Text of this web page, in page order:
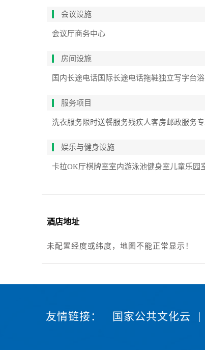
会议设施
会议厅商务中心
房间设施
国内长途电话国际长途电话拖鞋独立写字台
服务项目
洗衣服务 限时送餐服务残疾人客房邮政服务
娱乐与健身设施
卡拉OK厅棋牌室室内游泳池健身室儿童乐园
酒店地址
未配置经度或纬度，地图不能正常显示！
友情链接： 国家公共文化云 |